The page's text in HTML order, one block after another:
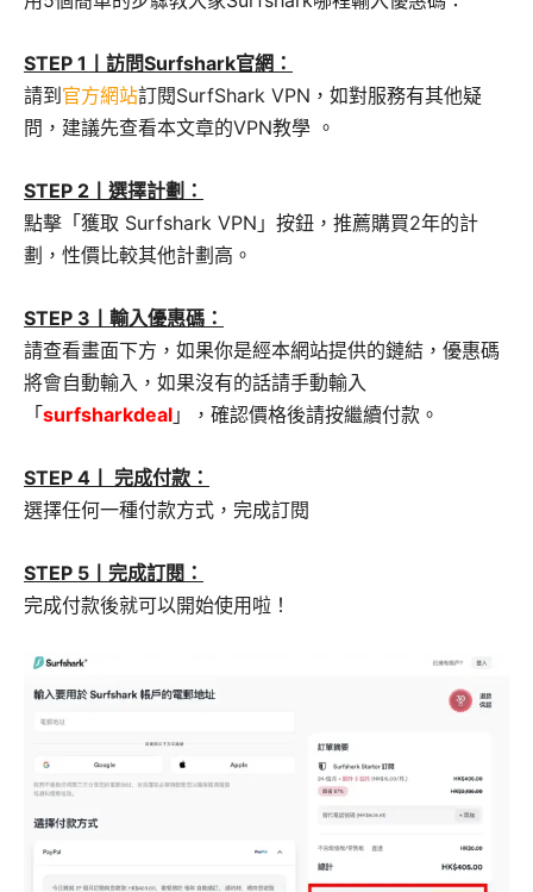
STEP 1丨訪問Surfshark官網：
請到官方網站訂閱SurfShark VPN，如對服務有其他疑
問，建議先查看本文章的VPN教學 。
STEP 2丨選擇計劃：
點擊「獲取 Surfshark VPN」按鈕，推薦購買2年的計
劃，性價比較其他計劃高。
STEP 3丨輸入優惠碼：
請查看畫面下方，如果你是經本網站提供的鏈結，優惠碼
將會自動輸入，如果沒有的話請手動輸入
「surfsharkdeal 」，確認價格後請按繼續付款。
STEP 4丨 完成付款：
選擇任何一種付款方式，完成訂閱
STEP 5丨完成訂閱：
完成付款後就可以開始使用啦！